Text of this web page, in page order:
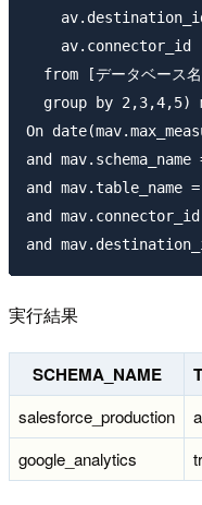
    av.connector_id
from [データベース
group by 2,3,4,5)
On
and mav.schema_name
and mav.table_name
and
and
実行結果
SCHEMA_NAME
salesforce_production
google_analytics